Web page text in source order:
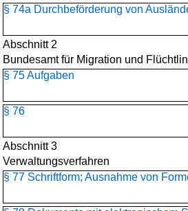
§ 74a Durchbeförderung von
Abschnitt 2
Bundesamt für Migration und
§ 75 Aufgaben
§ 76
Abschnitt 3
Verwaltungsverfahren
§ 77 Schriftform; Ausnahme von